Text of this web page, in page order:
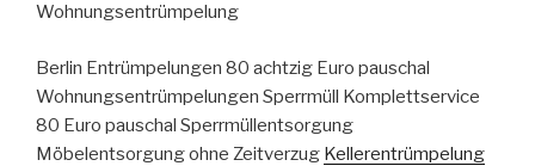
Wohnungsentrümpelung
Berlin Entrümpelungen 80 achtzig Euro pauschal
Wohnungsentrümpelungen Sperrmüll Komplettservice
80 Euro pauschal Sperrmüllentsorgung
Möbelentsorgung ohne Zeitverzug Kellerentrümpelung